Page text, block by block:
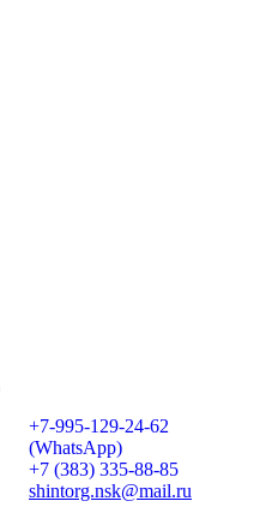
+7-995-129-24-62
(WhatsApp)
+7 (383) 335-88-85
shintorg.nsk@mail.ru